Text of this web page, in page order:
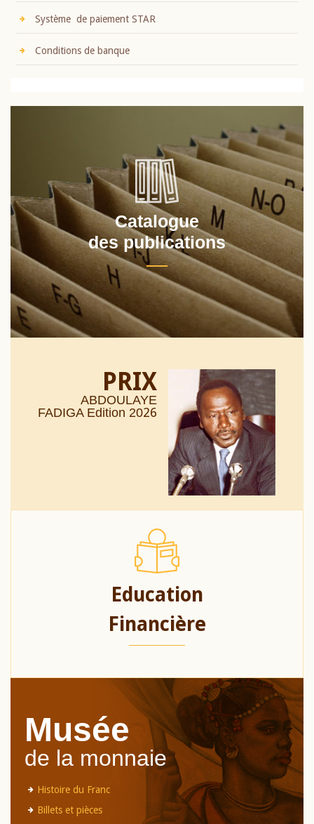
Système de paiement STAR
Conditions de banque
Catalogue
des publications
PRIX
ABDOULAYE
FADIGA Edition 2026
Education
Financière
Musée
de la monnaie
Histoire du Franc
Billets et pièces